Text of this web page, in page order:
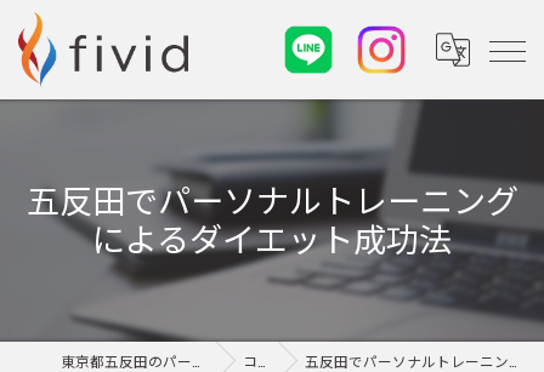
五反田でパーソナルトレーニング
によるダイエット成功法
コラム 五反田でパーソナルトレーニングによるダイエット成功法